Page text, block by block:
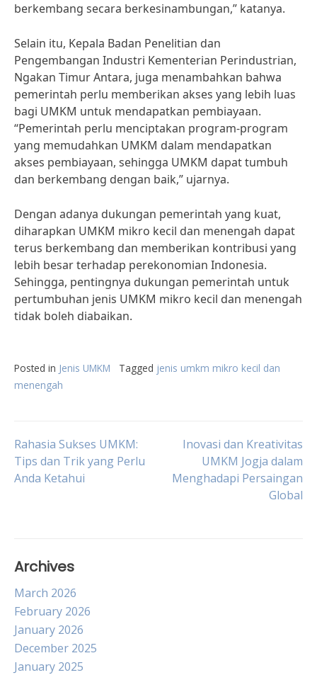
berkembang secara berkesinambungan,” katanya.
Selain itu, Kepala Badan Penelitian dan
Pengembangan Industri Kementerian Perindustrian,
Ngakan Timur Antara, juga menambahkan bahwa
pemerintah perlu memberikan akses yang lebih luas
bagi UMKM untuk mendapatkan pembiayaan.
“Pemerintah perlu menciptakan program-program
yang memudahkan UMKM dalam mendapatkan
akses pembiayaan, sehingga UMKM dapat tumbuh
dan berkembang dengan baik,” ujarnya.
Dengan adanya dukungan pemerintah yang kuat,
diharapkan UMKM mikro kecil dan menengah dapat
terus berkembang dan memberikan kontribusi yang
lebih besar terhadap perekonomian Indonesia.
Sehingga, pentingnya dukungan pemerintah untuk
pertumbuhan jenis UMKM mikro kecil dan menengah
tidak boleh diabaikan.
Posted in Jenis UMKM Tagged jenis umkm mikro kecil dan
menengah
Post
navigation
Rahasia Sukses UMKM:
Tips dan Trik yang Perlu
Anda Ketahui
Inovasi dan Kreativitas
UMKM Jogja dalam
Menghadapi Persaingan
Global
Archives
March 2026
February 2026
January 2026
December 2025
January 2025